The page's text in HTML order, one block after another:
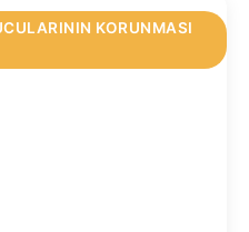
KORUNMASI